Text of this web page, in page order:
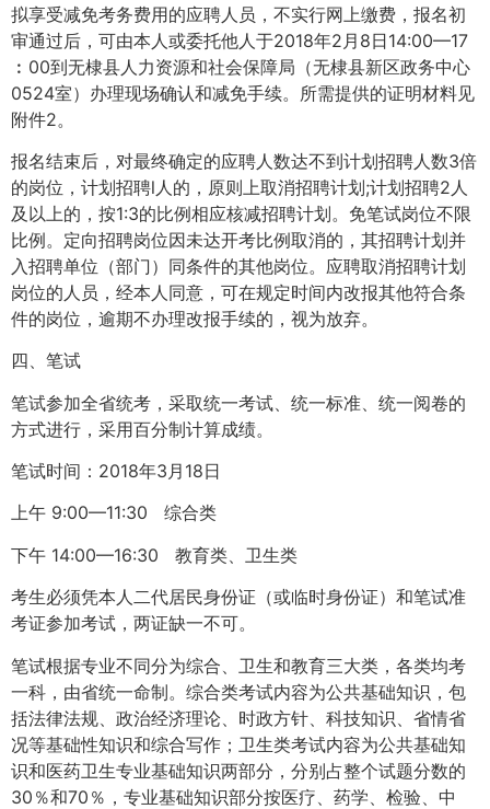
拟享受减免考务费用的应聘人员，不实行网上缴费，报名初
审通过后，可由本人或委托他人于2018年2月8日14:00—17
︰00到无棣县人力资源和社会保障局（无棣县新区政务中心
0524室）办理现场确认和减免手续。所需提供的证明材料见
附件2。
报名结束后，对最终确定的应聘人数达不到计划招聘人数3倍
的岗位，计划招聘l人的，原则上取消招聘计划;计划招聘2人
及以上的，按1:3的比例相应核减招聘计划。免笔试岗位不限
比例。定向招聘岗位因未达开考比例取消的，其招聘计划并
入招聘单位（部门）同条件的其他岗位。应聘取消招聘计划
岗位的人员，经本人同意，可在规定时间内改报其他符合条
件的岗位，逾期不办理改报手续的，视为放弃。
四、笔试
笔试参加全省统考，采取统一考试、统一标准、统一阅卷的
方式进行，采用百分制计算成绩。
笔试时间：2018年3月18日
上午 9:00—11:30 综合类
下午 14:00—16:30 教育类、卫生类
考生必须凭本人二代居民身份证（或临时身份证）和笔试准
考证参加考试，两证缺一不可。
笔试根据专业不同分为综合、卫生和教育三大类，各类均考
一科，由省统一命制。综合类考试内容为公共基础知识，包
括法律法规、政治经济理论、时政方针、科技知识、省情省
况等基础性知识和综合写作；卫生类考试内容为公共基础知
识和医药卫生专业基础知识两部分，分别占整个试题分数的
30％和70％，专业基础知识部分按医疗、药学、检验、中